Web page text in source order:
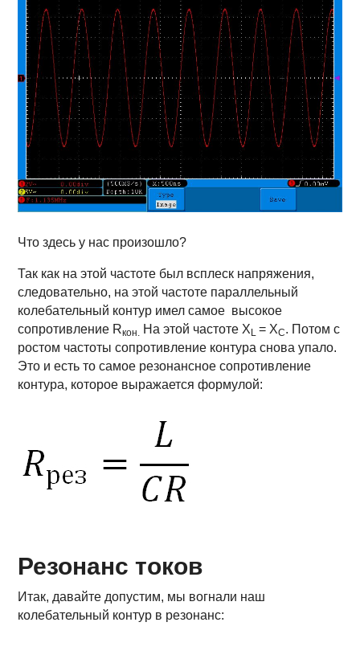
Что здесь у нас произошло?
Так как на этой частоте был всплеск напряжения,
следовательно, на этой частоте параллельный
колебательный контур имел самое высокое
сопротивление Rкон На этой частоте ХL= ХС. Потом с
ростом частоты сопротивление контура снова упало.
Это и есть то самое резонансное сопротивление
контура, которое выражается формулой:
Резонанс токов
Итак, давайте допустим, мы вогнали наш
колебательный контур в резонанс: